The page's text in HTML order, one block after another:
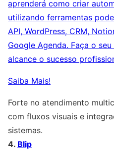
aprenderá como criar
utilizando ferramentas
API, WordPress, CRM,
Google Agenda. Faça o
alcance o sucesso
Saiba Mais!
Forte no atendimento
com fluxos visuais e
sistemas.
4. Blip